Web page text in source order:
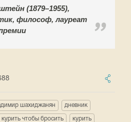
(1879–1955),
философ, лауреат
шахиджанян дневник
курить чтобы бросить курить